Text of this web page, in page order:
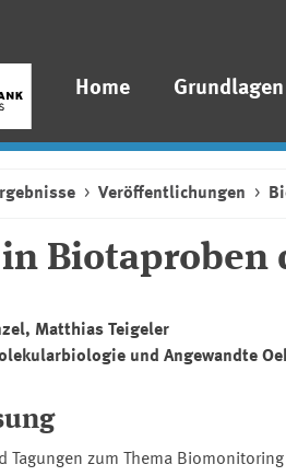
Home Grundlagen
Veröffentlichungen
Biotaproben
Matthias Teigeler
und Angewandte
Tagungen zum Thema